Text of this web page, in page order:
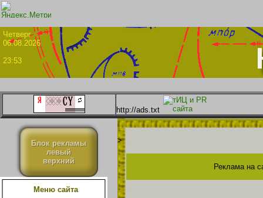
06.08.2026
23:53
http://ads.txt
Блок рекламы
левый
верхний
Меню сайта
>
Реклама на